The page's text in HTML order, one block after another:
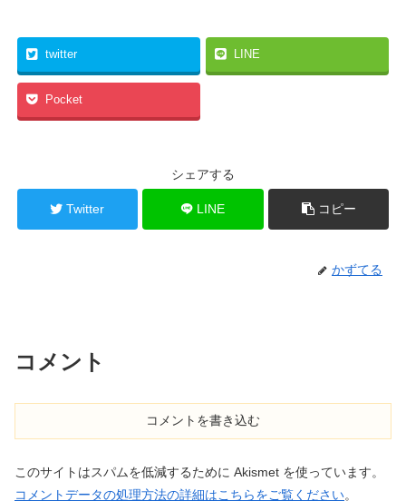
twitter LINE
Pocket
シェアする
Twitter LINE コピー
かずてる
コメント
コメントを書き込む
このサイトはスパムを低減するために Akismet を使っています。
コメントデータの処理方法の詳細はこちらをご覧ください。